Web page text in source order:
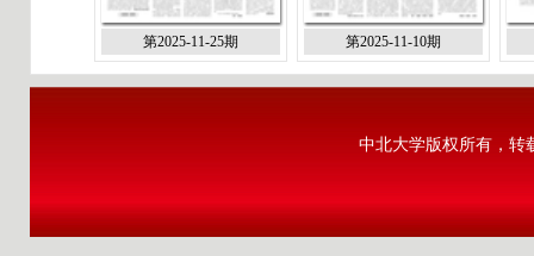
第2025-11-25期 第2025-11-10期
中北大学版权所有，转